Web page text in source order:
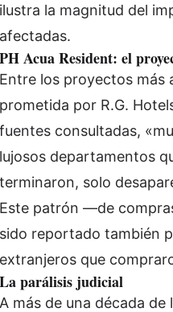
ilustra la magnitud del
afectadas.
PH Acua Resident: el
Entre los proyectos más
prometida por R.G.
fuentes consultadas,
lujosos departamentos
terminaron, solo
Este patrón —de
sido reportado también
extranjeros que
La parálisis judicial
A más de una década